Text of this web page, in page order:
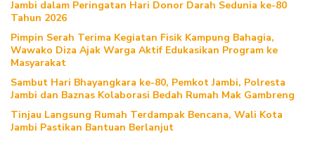
Jambi dalam Peringatan Hari Donor Darah Sedunia ke-80
Tahun 2026
Pimpin Serah Terima Kegiatan Fisik Kampung Bahagia,
Wawako Diza Ajak Warga Aktif Edukasikan Program ke
Masyarakat
Sambut Hari Bhayangkara ke-80, Pemkot Jambi, Polresta
Jambi dan Baznas Kolaborasi Bedah Rumah Mak Gambreng
Tinjau Langsung Rumah Terdampak Bencana, Wali Kota
Jambi Pastikan Bantuan Berlanjut